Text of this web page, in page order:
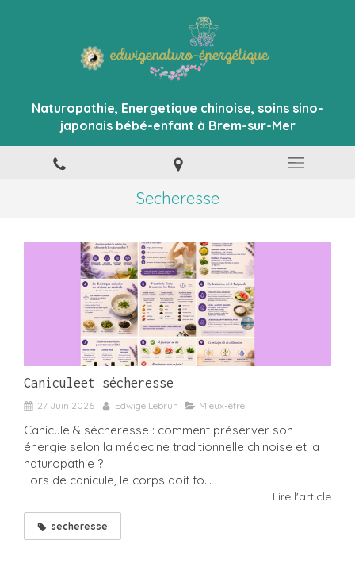
Naturopathie, Energetique chinoise, soins sino-
japonais bébé-enfant à Brem-sur-Mer
Secheresse
Caniculeet sécheresse
27 Juin 2026 Edwige Lebrun Mieux-être
Canicule & sécheresse : comment préserver son
énergie selon la médecine traditionnelle chinoise et la
naturopathie ?
Lors de canicule, le corps doit fo...
Lire l'article
secheresse